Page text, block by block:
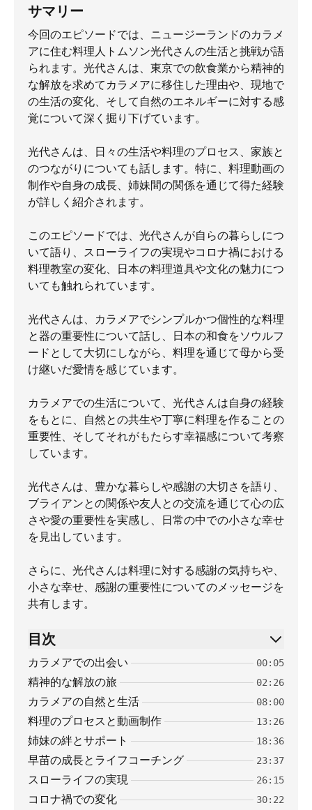
サマリー
今回のエピソードでは、ニュージーランドのカラメ
アに住む料理人トムソン光代さんの生活と挑戦が語
られます。光代さんは、東京での飲食業から精神的
な解放を求めてカラメアに移住した理由や、現地で
の生活の変化、そして自然のエネルギーに対する感
覚について深く掘り下げています。
光代さんは、日々の生活や料理のプロセス、家族と
のつながりについても話します。特に、料理動画の
制作や自身の成長、姉妹間の関係を通じて得た経験
が詳しく紹介されます。
このエピソードでは、光代さんが自らの暮らしにつ
いて語り、スローライフの実現やコロナ禍における
料理教室の変化、日本の料理道具や文化の魅力につ
いても触れられています。
光代さんは、カラメアでシンプルかつ個性的な料理
と器の重要性について話し、日本の和食をソウルフ
ードとして大切にしながら、料理を通じて母から受
け継いだ愛情を感じています。
カラメアでの生活について、光代さんは自身の経験
をもとに、自然との共生や丁寧に料理を作ることの
重要性、そしてそれがもたらす幸福感について考察
しています。
光代さんは、豊かな暮らしや感謝の大切さを語り、
ブライアンとの関係や友人との交流を通じて心の広
さや愛の重要性を実感し、日常の中での小さな幸せ
を見出しています。
さらに、光代さんは料理に対する感謝の気持ちや、
小さな幸せ、感謝の重要性についてのメッセージを
共有します。
目次
カラメアでの出会い 00:05
精神的な解放の旅 02:26
カラメアの自然と生活 08:00
料理のプロセスと動画制作 13:26
姉妹の絆とサポート 18:36
早苗の成長とライフコーチング 23:37
スローライフの実現 26:15
コロナ禍での変化 30:22